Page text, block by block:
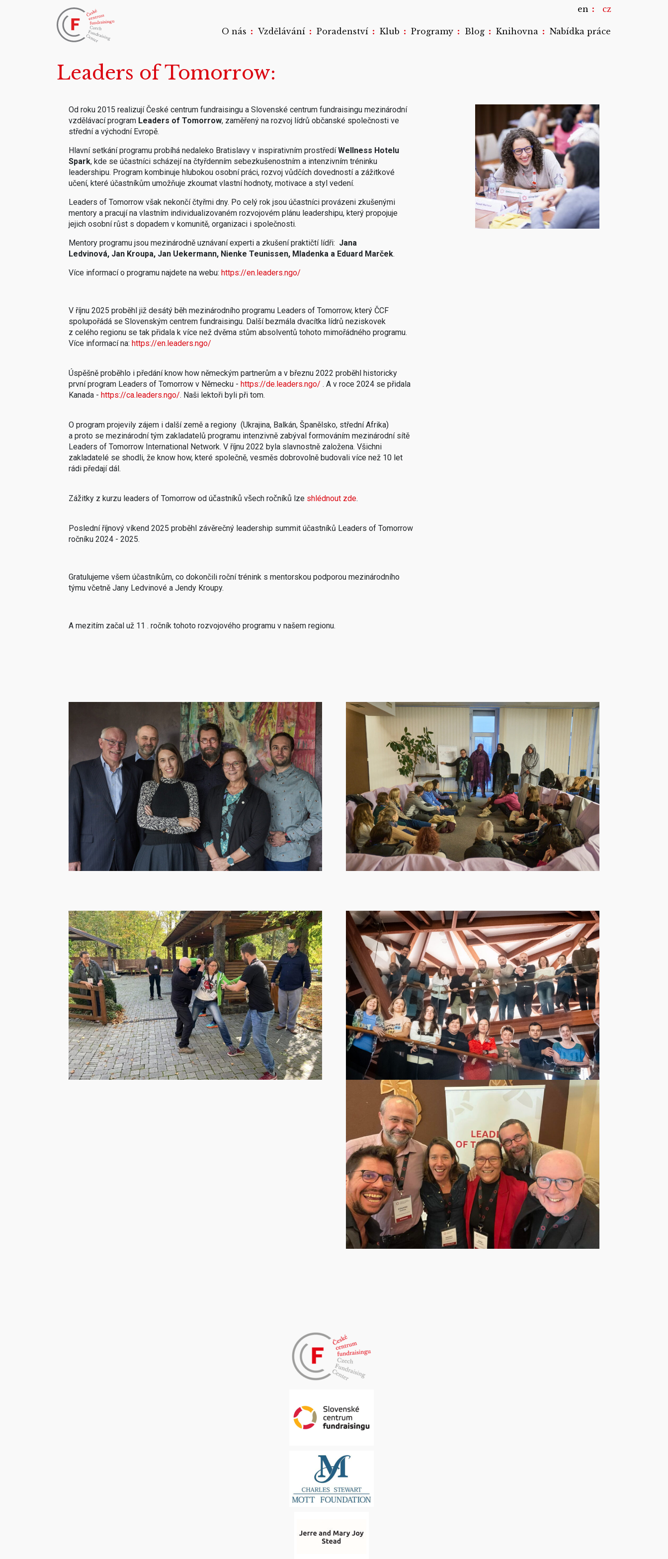
en cz
O nás : Vzdělávání : Poradenství : Klub : Programy : Blog : Knihovna : Nabídka práce
Leaders of Tomorrow
Od roku 2015 realizují České centrum fundraisingu a Slovenské centrum fundraisingu mezinárodní
vzdělávací program Leaders of Tomorrow, zaměřený na rozvoj lídrů občanské společnosti ve
střední a východní Evropě.
Hlavní setkání programu probíhá nedaleko Bratislavy v inspirativním prostředíWellness Hotelu
Spark, kde se účastníci scházejí na čtyřdenním sebezkušenostním a intenzivním tréninku
leadershipu. Program kombinuje hlubokou osobní práci, rozvoj vůdčích dovedností a zážitkové
učení, které účastníkům umožňuje zkoumat vlastní hodnoty, motivace a styl vedení.
Leaders of Tomorrow však nekončí čtyřmi dny. Po celý rok jsou účastníci provázeni zkušenými
mentory a pracují na vlastním individualizovaném rozvojovém plánu leadershipu, který propojuje
jejich osobní růst s dopadem v komunitě, organizaci i společnosti.
Mentory programu jsou mezinárodně uznávaní experti a zkušení praktičtí lídři: Jana
Ledvinová, Jan Kroupa, Jan Uekermann, Nienke Teunissen, Mladenka a Eduard Marček.
Více informací o programu najdete na webu: https://en.leaders.ngo/
V říjnu 2025 proběhl již desátý běh mezinárodního programu Leaders of Tomorrow, který ČCF
spolupořádá se Slovenským centrem fundraisingu. Další bezmála dvacítka lídrů neziskovek
z celého regionu se tak přidala k více než dvěma stům absolventů tohoto mimořádného programu.
Více informací na: https://en.leaders.ngo/
Úspěšně proběhlo i předání know how německým partnerům a v březnu 2022 proběhl historicky
první program Leaders of Tomorrow v Německu - https://de.leaders.ngo/ . A v roce 2024 se přidala
Kanada - https://ca.leaders.ngo/. Naši lektoři byli při tom.
O program projevily zájem i další země a regiony (Ukrajina, Balkán, Španělsko, střední Afrika)
a proto se mezinárodní tým zakladatelů programu intenzivně zabýval formováním mezinárodní sítě
Leaders of Tomorrow International Network. V říjnu 2022 byla slavnostně založena. Všichni
zakladatelé se shodli, že know how, které společně, vesměs dobrovolně budovali více než 10 let
rádi předají dál.
Zážitky z kurzu leaders of Tomorrow od účastníků všech ročníků lze shlédnout zde.
Poslední říjnový víkend 2025 proběhl závěrečný leadership summit účastníků Leaders of Tomorrow
ročníku 2024 - 2025.
Gratulujeme všem účastníkům, co dokončili roční trénink s mentorskou podporou mezinárodního
týmu včetně Jany Ledvinové a Jendy Kroupy.
A mezitím začal už 11 . ročník tohoto rozvojového programu v našem regionu.